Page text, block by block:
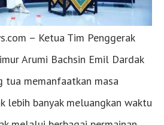
– Ketua Tim Penggerak
Arumi Bachsin Emil Dardak
tua memanfaatkan masa
lebih banyak meluangkan waktu